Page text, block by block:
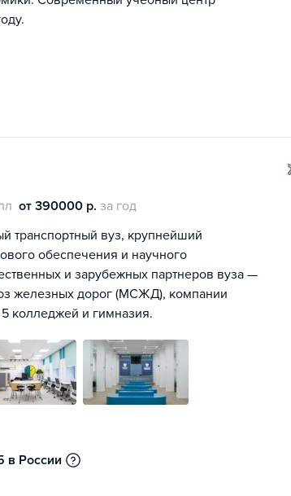
от 390000 р. за год
транспортный вуз, крупнейший
обеспечения и научного
и зарубежных партнеров вуза —
железных дорог (МСЖД), компании
5 колледжей и гимназия.
в России